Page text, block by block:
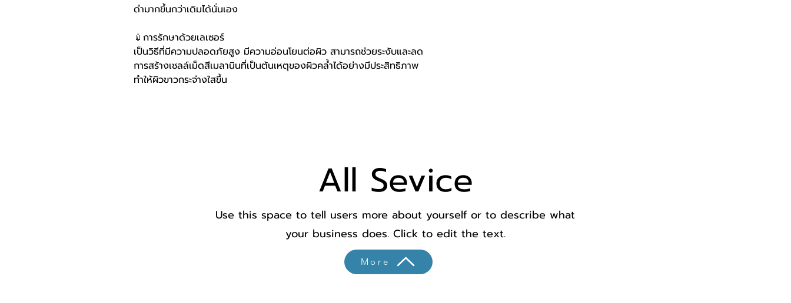
ดำมากขึ้นกว่าเดิมได้นั่นเอง
💉 การรักษาด้วยเลเซอร์
เป็นวิธีที่มีความปลอดภัยสูง มีความอ่อนโยนต่อผิว สามารถช่วยระงับและลด
การสร้างเซลล์เม็ดสีเมลานินที่เป็นต้นเหตุของผิวคล้ำได้อย่างมีประสิทธิภาพ
ทำให้ผิวขาวกระจ่างใสขึ้น
All Sevice
Use this space to tell users more about yourself or to describe what
your business does. Click to edit the text.
More